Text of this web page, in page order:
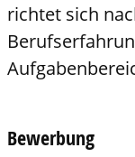
richtet sich
Bewerbung